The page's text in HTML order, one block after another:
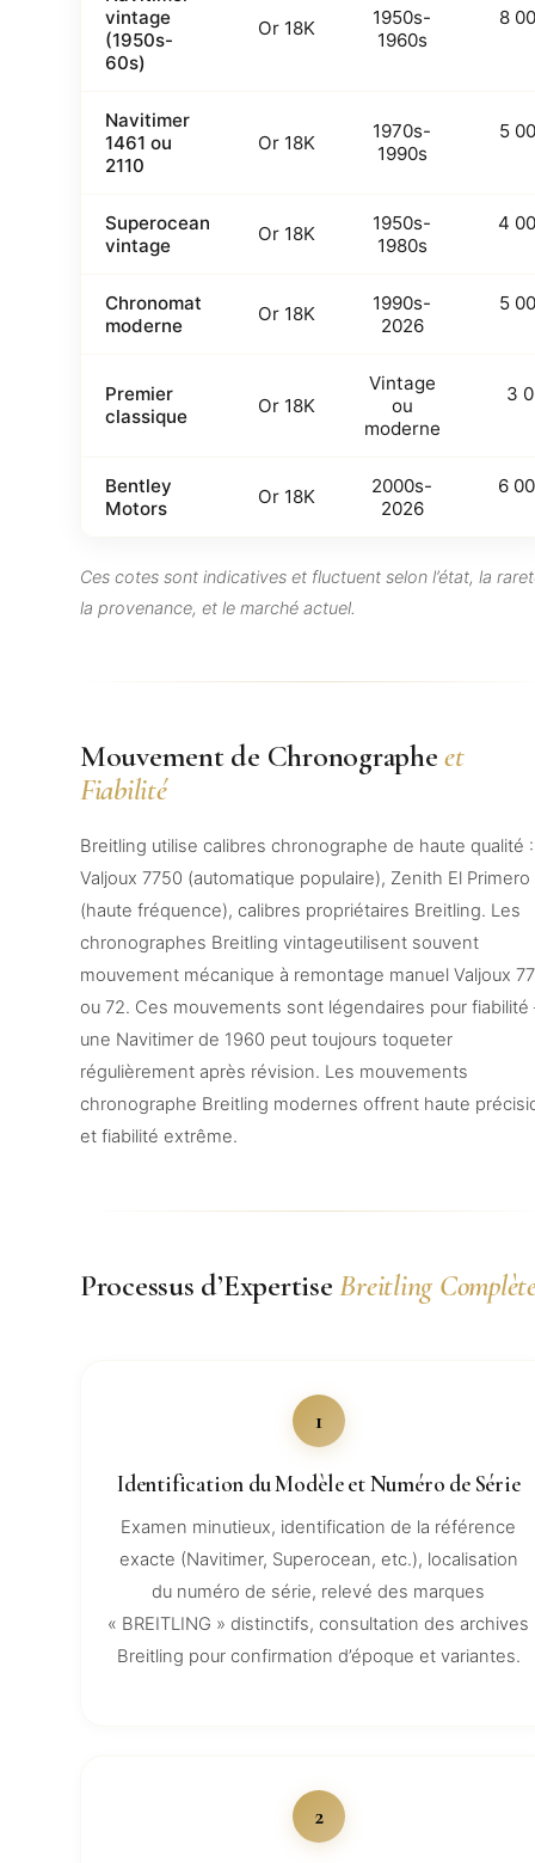
vintage
(1950s-
60s)
Or 18K
1950s-
1960s
8
Navitimer
1461 ou
2110
Or 18K
1970s-
1990s
5
Superocean
vintage
Or 18K
1950s-
1980s
4
Chronomat
moderne
Or 18K
1990s-
2026
5
Premier
classique
Or 18K
Vintage
ou
moderne
3
Bentley
Motors
Or 18K
2000s-
2026
6
Ces cotes sont indicatives et fluctuent selon l’état, la
la provenance, et le marché actuel.
Mouvement de Chronographeet
Fiabilité
Breitling utilise calibres chronographe de haute qualité :
Valjoux 7750 (automatique populaire), Zenith El Primero
(haute fréquence), calibres propriétaires Breitling. Les
chronographes Breitling vintageutilisent souvent
mouvement mécanique à remontage manuel Valjoux
ou 72. Ces mouvements sont légendaires pour
une Navitimer de 1960 peut toujours toqueter
régulièrement après révision. Les mouvements
chronographe Breitling modernes offrent haute
et fiabilité extrême.
Processus d’ExpertiseBreitling
1
Identification du Modèle et Numéro de Série
Examen minutieux, identification de la référence
exacte (Navitimer, Superocean, etc.), localisation
du numéro de série, relevé des marques
« BREITLING » distinctifs, consultation des archives
Breitling pour confirmation d’époque et variantes.
2